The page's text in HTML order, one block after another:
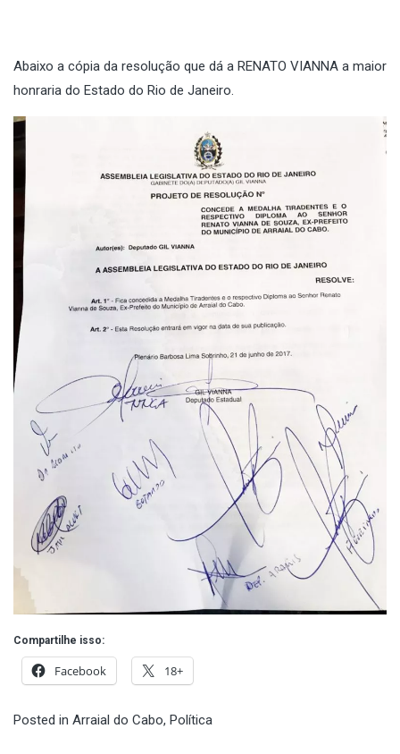
Abaixo a cópia da resolução que dá a RENATO VIANNA a maior
honraria do Estado do Rio de Janeiro.
Compartilhe isso:
Facebook 18+
Posted in Arraial do Cabo, Política